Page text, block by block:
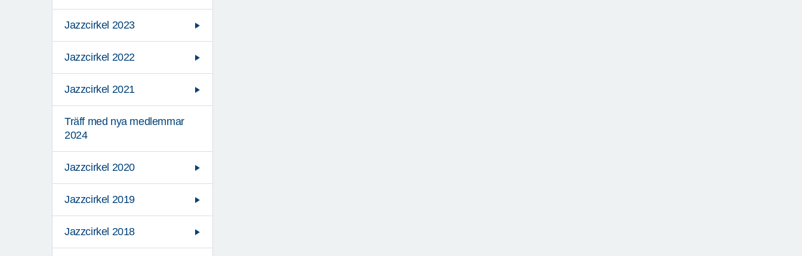
Jazzcirkel 2023
Jazzcirkel 2022
Jazzcirkel 2021
Träff med nya medlemmar
2024
Jazzcirkel 2020
Jazzcirkel 2019
Jazzcirkel 2018